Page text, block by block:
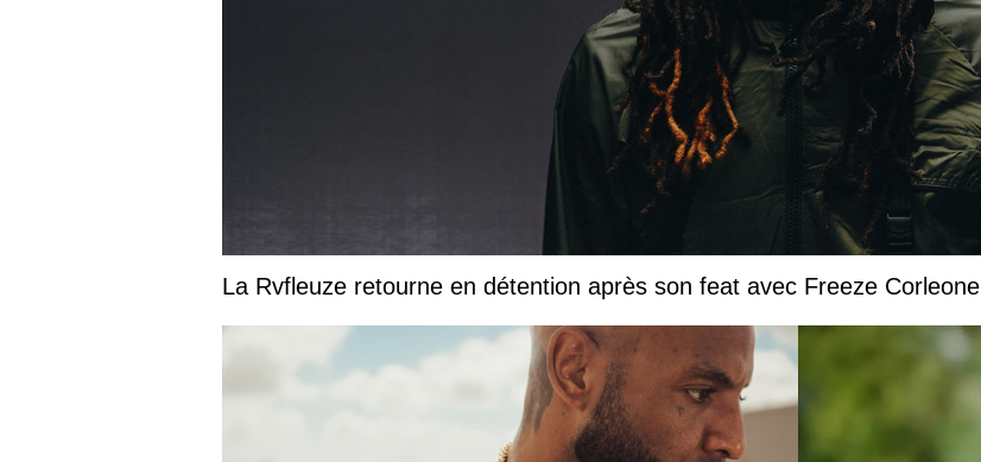
La Rvfleuze retourne en détention après son feat avec Freeze Corleone